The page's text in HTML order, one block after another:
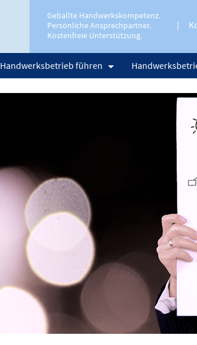
Geballte Handwerkskompetenz.
Persönliche Ansprechpartner.
Kostenfreie Unterstützung.
Handwerksbetrieb führen